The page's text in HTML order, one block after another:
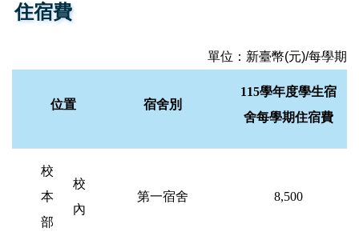
住宿費
單位：新臺幣(元)/每學期
位置 宿舍別
115學年度學生宿
舍每學期住宿費
校
本
部
校
內
第一宿舍 8,500